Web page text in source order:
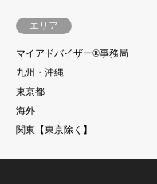
エリア
マイアドバイザー®事務局
九州・沖縄
東京都
海外
関東【東京除く】